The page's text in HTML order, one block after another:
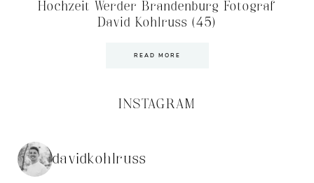
Hochzeit Werder Brandenburg Fotograf
David Kohlruss (45)
READ MORE
INSTAGRAM
davidkohlruss